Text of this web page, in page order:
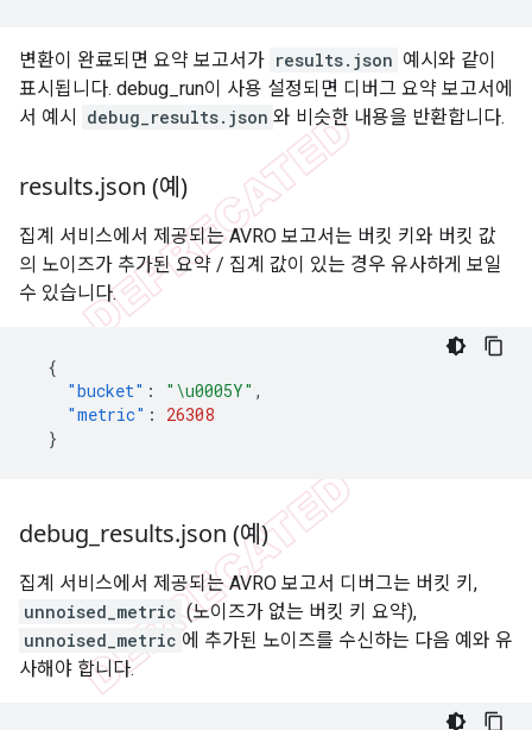
변환이 완료되면 요약 보고서가 results.json 예시와 같이
표시됩니다. debug_run이 사용 설정되면 디버그 요약 보고서에
서 예시
debug_results.json 와 비슷한 내용을 반환합니다.
results.json (예)
집계 서비스에서 제공되는 AVRO 보고서는 버킷 키와 버킷 값
의 노이즈가 추가된 요약 / 집계 값이 있는 경우 유사하게 보일
수 있습니다.
{
"bucket" : "\u0005Y" ,
"metric" :
26308
}
debug results.json (예)
집계 서비스에서 제공되는 AVRO 보고서 디버그는 버킷 키,
unnoised_metric (노이즈가 없는 버킷 키 요약),
unnoised_metric 에 추가된 노이즈를 수신하는 다음 예와 유
사해야 합니다.